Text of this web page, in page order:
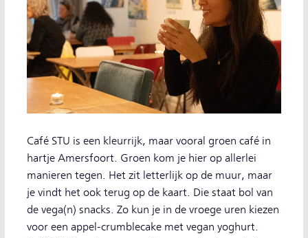
Café STU is een kleurrijk, maar vooral groen café in
hartje Amersfoort. Groen kom je hier op allerlei
manieren tegen. Het zit letterlijk op de muur, maar
je vindt het ook terug op de kaart. Die staat bol van
de vega(n) snacks. Zo kun je in de vroege uren kiezen
voor een appel-crumblecake met vegan yoghurt.